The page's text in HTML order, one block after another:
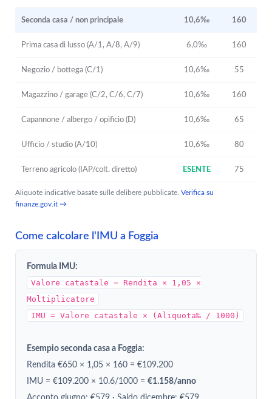
Seconda casa / non principale 10,6‰ 160
Prima casa di lusso (A/1, A/8, A/9) 6,0‰ 160
Negozio / bottega (C/1) 10,6‰ 55
Magazzino / garage (C/2, C/6, C/7) 10,6‰ 160
Capannone / albergo / opificio (D) 10,6‰ 65
Ufficio / studio (A/10) 10,6‰ 80
Terreno agricolo (IAP/colt. diretto) ESENTE 75
Aliquote indicative basate sulle delibere pubblicate. Verifica su
finanze.gov.it →
Come calcolare l'IMU a Foggia
Formula IMU:
Valore catastale = Rendita × 1,05 ×
Moltiplicatore
IMU = Valore catastale × (Aliquota‰ / 1000)
Esempio seconda casa a Foggia:
Rendita €650 × 1,05 × 160 = €109.200
IMU = €109.200 × 10.6/1000 = €1.158/anno